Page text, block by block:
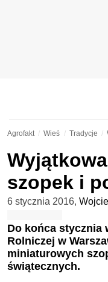
Agrofakt Wieś Tradycje
szopek i
6 stycznia 2016,
Do końca stycznia
Rolniczej w
miniaturowych
świątecznych.